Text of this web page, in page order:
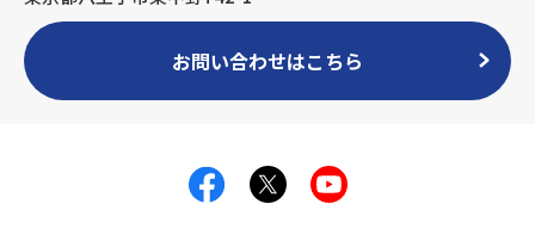
お問い合わせはこちら